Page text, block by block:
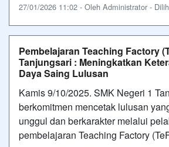
27/01/2026 11:02 - Oleh Administrator -
Pembelajaran Teaching Factory
Tanjungsari : Meningkatkan
Daya Saing Lulusan
Kamis 9/10/2025. SMK Negeri 1
berkomitmen mencetak lulusan
unggul dan berkarakter melalui
pembelajaran Teaching Factory